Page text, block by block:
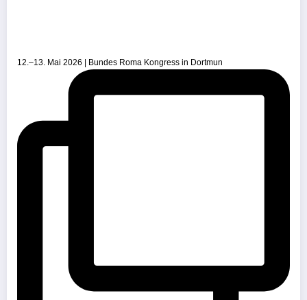
12.–13. Mai 2026 | Bundes Roma Kongress in Dortmun